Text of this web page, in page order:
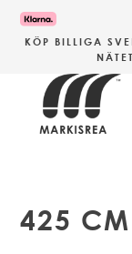
KÖP BILLIGA
425 CM